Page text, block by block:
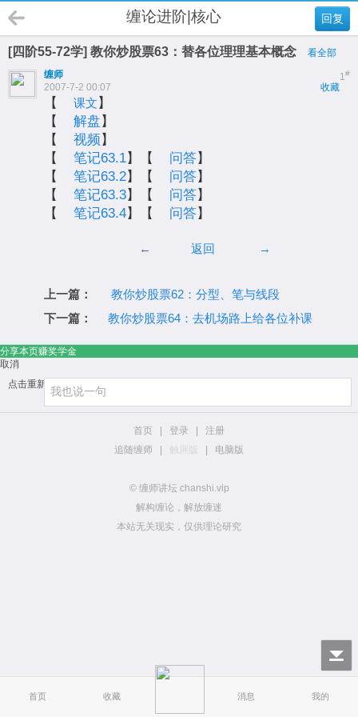
首页 收藏 消息 我的
回复
缠论进阶|核心
[四阶55-72学] 教你炒股票63：替各位理理基本概念 看全部
1#
缠师
收藏
2007-7-2 00:07
【 课文 】
【
解盘 】
【
视频 】
【
笔记63.1】【 问答】
【
笔记63.2】【 问答】
【
笔记63.3】【 问答】
【
笔记63.4】【 问答】
← 返回 →
上一篇：
教你炒股票62：分型、笔与线段
下一篇：
教你炒股票64：去机场路上给各位补课
分享本页赚奖学金
取消
点击重新加载
首页 登录
注册
追随缠师
触屏版 电脑版
© 缠师讲坛 chanshi.vip
解构缠论，解放缠迷
本站无关现实，仅供理论研究